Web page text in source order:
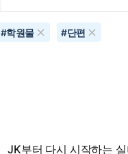
#학원물 #단편
JK부터 다시 시작하는